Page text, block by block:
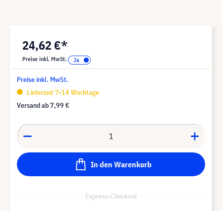
24,62 €*
Preise inkl. MwSt.
Preise inkl. MwSt.
Lieferzeit 7-14 Werktage
Versand ab7,99 €
In den Warenkorb
Express-Checkout